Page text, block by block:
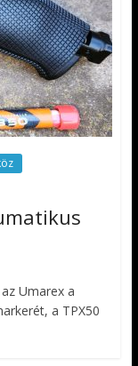
Umarex a
a TPX50